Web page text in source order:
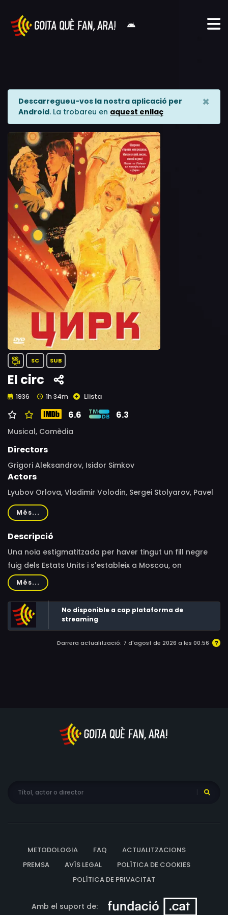
Descarregueu-vos la nostra aplicació per
Android. La trobareu en aquest enllaç
×
SC SUB
El circ
1936 1h 34m Llista
6.6 6.3
Musical, Comèdia
Directors
Grigori Aleksandrov, Isidor Simkov
Actors
Lyubov Orlova, Vladimir Volodin, Sergei Stolyarov, Pavel
Massalsky, Lev Sverdlin, Solomon Mikhoels, Yevgeniya
Melnikova, Fyodor Kurikhin, Sergei Antimonov, Pavel
Geraga, Vladimir Kandelaki, Niki Otto, Robert Ross,
Aleksandra Panova, Weyland Rodd Sr., M. Tsybulsky,
James Lloydovich Patterson, Aleksandr Komissarov, Lev
Ivanov
Més...
Descripció
Una noia estigmatitzada per haver tingut un fill negre
fuig dels Estats Units i s'estableix a Moscou, on
aconsegueix treballar en un circ.
Més...
No disponible a cap plataforma de
streaming
Darrera actualització: 7 d'agost de 2026 a les 00:56
METODOLOGIA FAQ
ACTUALITZACIONS
PREMSA
AVÍS LEGAL
POLÍTICA DE COOKIES
POLÍTICA DE PRIVACITAT
Amb el suport de: